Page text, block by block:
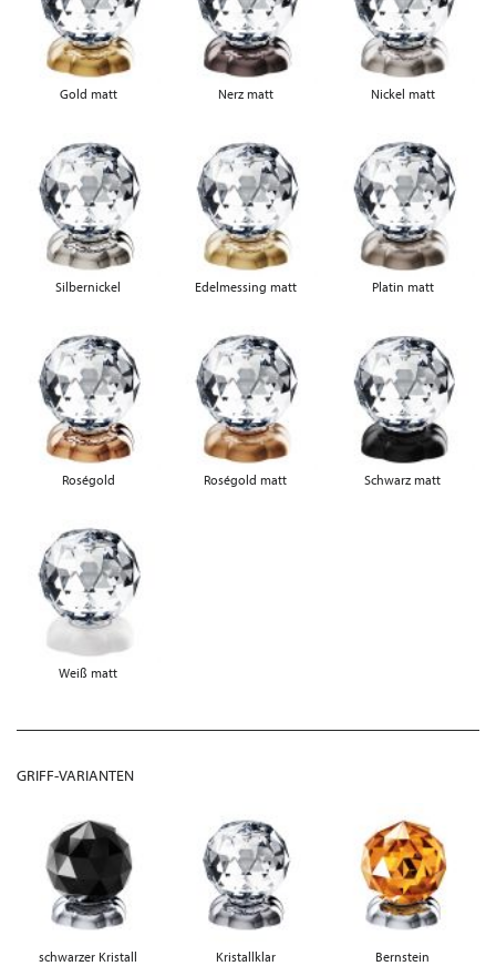
Gold matt Nerz matt Nickel matt
Silbernickel Edelmessing matt Platin matt
Roségold Roségold matt Schwarz matt
Weiß matt
GRIFF-VARIANTEN
schwarzer Kristall Kristallklar Bernstein